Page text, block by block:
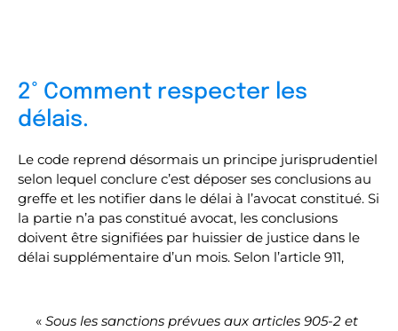
2° Comment respecter les
délais.
Le code reprend désormais un principe jurisprudentiel
selon lequel conclure c’est déposer ses conclusions au
greffe et les notifier dans le délai à l’avocat constitué. Si
la partie n’a pas constitué avocat, les conclusions
doivent être signifiées par huissier de justice dans le
délai supplémentaire d’un mois. Selon l’article 911,
« Sous les sanctions prévues aux articles 905-2 et